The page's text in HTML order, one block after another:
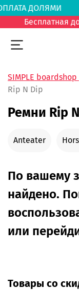
ОПЛАТА
Бесплатная
SIMPLE boardshop
Rip N Dip
Ремни Rip
Anteater
По вашему
найдено.
или
Товары со